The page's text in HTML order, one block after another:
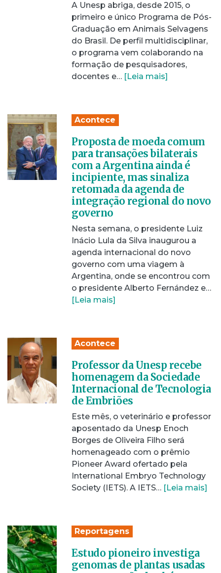
A Unesp abriga, desde 2015, o
primeiro e único Programa de Pós-
Graduação em Animais Selvagens
do Brasil. De perfil multidisciplinar,
o programa vem colaborando na
formação de pesquisadores,
docentes e… [Leia mais]
Acontece
Proposta de moeda comum
para transações bilaterais
com a Argentina ainda é
incipiente, mas sinaliza
retomada da agenda de
integração regional do novo
governo
Nesta semana, o presidente Luiz
Inácio Lula da Silva inaugurou a
agenda internacional do novo
governo com uma viagem à
Argentina, onde se encontrou com
o presidente Alberto Fernández e…
[Leia mais]
Acontece
Professor da Unesp recebe
homenagem da Sociedade
Internacional de Tecnologia
de Embriões
Este mês, o veterinário e professor
aposentado da Unesp Enoch
Borges de Oliveira Filho será
homenageado com o prêmio
Pioneer Award ofertado pela
International Embryo Technology
Society (IETS). A IETS… [Leia mais]
Reportagens
Estudo pioneiro investiga
genomas de plantas usadas